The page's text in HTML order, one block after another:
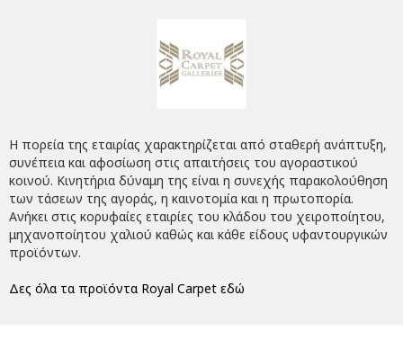
Η πορεία της εταιρίας χαρακτηρίζεται από σταθερή ανάπτυξη,
συνέπεια και αφοσίωση στις απαιτήσεις του αγοραστικού
κοινού. Κινητήρια δύναμη της είναι η συνεχής παρακολούθηση
των τάσεων της αγοράς, η καινοτομία και η πρωτοπορία.
Ανήκει στις κορυφαίες εταιρίες του κλάδου του χειροποίητου,
μηχανοποίητου χαλιού καθώς και κάθε είδους υφαντουργικών
προϊόντων.
Δες όλα τα προϊόντα Royal Carpet εδώ